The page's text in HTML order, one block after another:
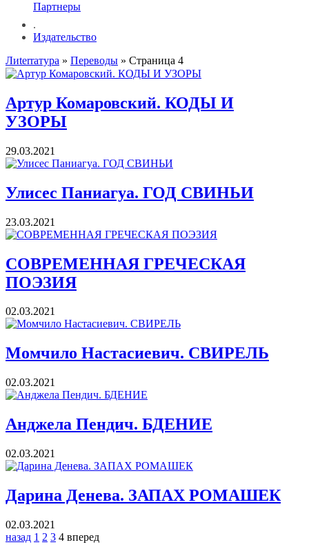
Партнеры
.
Издательство
Лиterraтура » Переводы » Страница 4
Артур Комаровский. КОДЫ И
УЗОРЫ
29.03.2021
Улисес Паниагуа. ГОД СВИНЬИ
23.03.2021
СОВРЕМЕННАЯ ГРЕЧЕСКАЯ
ПОЭЗИЯ
02.03.2021
Момчило Настасиевич. СВИРЕЛЬ
02.03.2021
Анджела Пендич. БДЕНИЕ
02.03.2021
Дарина Денева. ЗАПАХ РОМАШЕК
02.03.2021
назад 1 2 3 4 вперед